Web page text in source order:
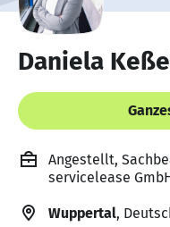
Daniela
Angestellt,
servicelease
Wuppertal,